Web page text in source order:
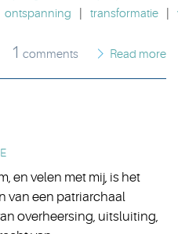
ontspanning transformatie
1 comments Read more
en velen met mij, is het
van een patriarchaal
overheersing, uitsluiting,